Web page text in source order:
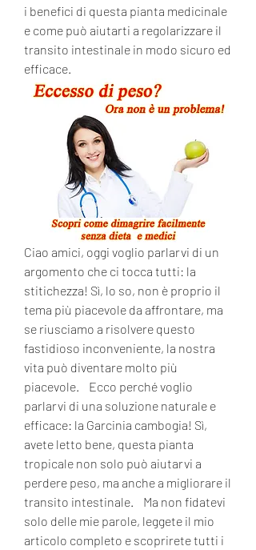
i benefici di questa pianta medicinale
e come può aiutarti a regolarizzare il
transito intestinale in modo sicuro ed
efficace.
Ciao amici, oggi voglio parlarvi di un
argomento che ci tocca tutti: la
stitichezza! Sì, lo so, non è proprio il
tema più piacevole da affrontare, ma
se riusciamo a risolvere questo
fastidioso inconveniente, la nostra
vita può diventare molto più
piacevole.    Ecco perché voglio
parlarvi di una soluzione naturale e
efficace: la Garcinia cambogia! Sì,
avete letto bene, questa pianta
tropicale non solo può aiutarvi a
perdere peso, ma anche a migliorare il
transito intestinale.    Ma non fidatevi
solo delle mie parole, leggete il mio
articolo completo e scoprirete tutti i